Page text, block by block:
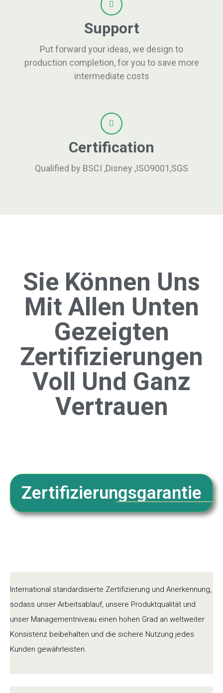
Support
Put forward your ideas, we design to
production completion, for you to save more
intermediate costs
Certification
Qualified by BSCI ,Disney ,ISO9001,SGS
Sie Können Uns
Mit Allen Unten
Gezeigten
Zertifizierungen
Voll Und Ganz
Vertrauen
Zertifizierungsgarantie
International standardisierte Zertifizierung und Anerkennung,
sodass unser Arbeitsablauf, unsere Produktqualität und
unser Managementniveau einen hohen Grad an weltweiter
Konsistenz beibehalten und die sichere Nutzung jedes
Kunden gewährleisten.